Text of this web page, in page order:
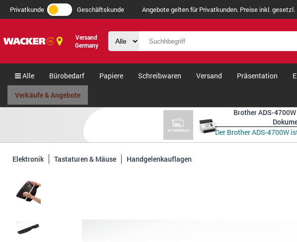
Privatkunde Geschäftskunde Angebote gelten für Privatkunden. Preise inkl.
Versand
Germany
Alle Bürobedarf Papiere Schreibwaren Versand Präsentation
Verkäufe & Angebote
Brother ADS-
Der Brother ADS-4700W
Elektronik Tastaturen & Mäuse Handgelenkauflagen